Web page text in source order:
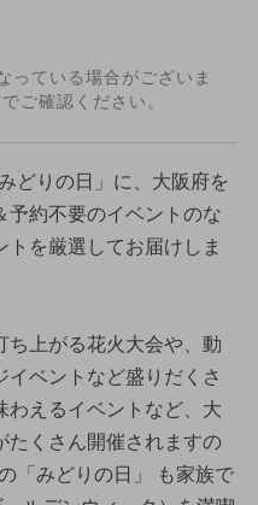
っている場合がございま
ご確認ください。
どりの日」に、大阪府を
予約不要のイベントのな
を厳選してお届けしま
ち上がる花火大会や、動
ベントなど盛りだくさ
わえるイベントなど、大
たくさん開催されますの
「みどりの日」 も家族で